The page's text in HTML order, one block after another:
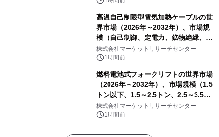
高温自己制限型電気加熱ケーブルの世
界市場（2026年～2032年）、市場規
模（自己制御、定電力、鉱物絶縁、表
皮効果）・分析レポートを発表
株式会社マーケットリサーチセンター
1時間前
燃料電池式フォークリフトの世界市場
（2026年～2032年）、市場規模（1.5
トン以下、1.5～2.5トン、2.5～3.5ト
ン、3.5～5.0トン、その他）・分析レ
ポートを発表
株式会社マーケットリサーチセンター
1時間前